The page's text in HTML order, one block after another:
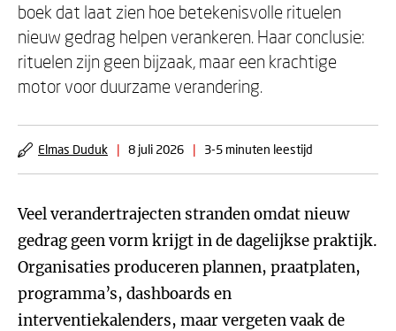
boek dat laat zien hoe betekenisvolle rituelen
nieuw gedrag helpen verankeren. Haar conclusie:
rituelen zijn geen bijzaak, maar een krachtige
motor voor duurzame verandering.
Elmas Duduk | 8 juli 2026 | 3-5 minuten leestijd
Veel verandertrajecten stranden omdat nieuw
gedrag geen vorm krijgt in de dagelijkse praktijk.
Organisaties produceren plannen, praatplaten,
programma’s, dashboards en
interventiekalenders, maar vergeten vaak de